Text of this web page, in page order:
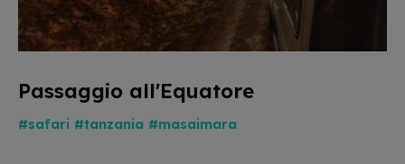
Passaggio all'Equatore
#safari #tanzania #masaimara